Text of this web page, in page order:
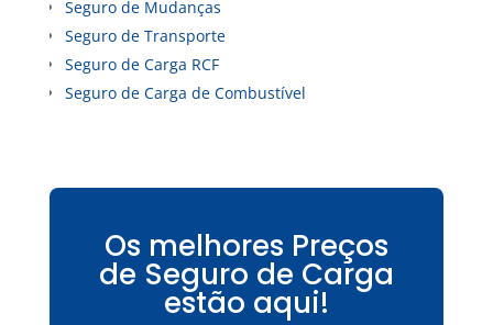
Seguro de Mudanças
Seguro de Transporte
Seguro de Carga RCF
Seguro de Carga de Combustível
Os melhores Preços
de Seguro de Carga
estão aqui!